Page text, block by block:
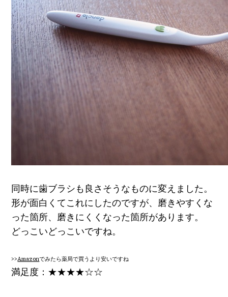
同時に歯ブラシも良さそうなものに変えました。
形が面白くてこれにしたのですが、磨きやすくな
った箇所、磨きにくくなった箇所があります。
どっこいどっこいですね。
>>Amazonでみたら薬局で買うより安いですね
満足度：★★★★☆☆